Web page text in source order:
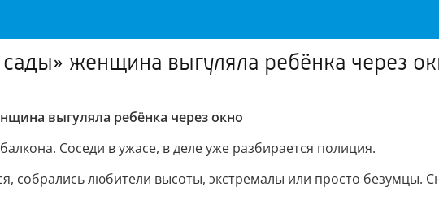
женщина выгуляла ребёнка через
выгуляла ребёнка через окно
Соседи в ужасе, в деле уже разбирается полиция.
собрались любители высоты, экстремалы или просто безумцы.